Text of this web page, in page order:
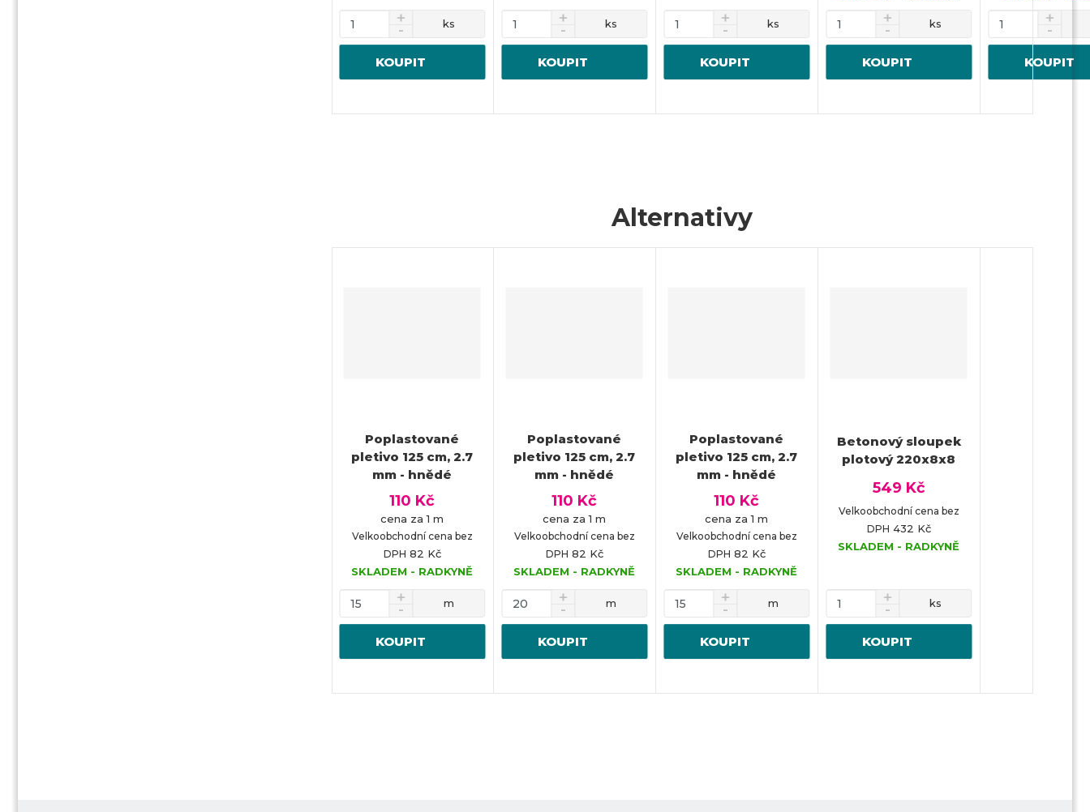
ks
KOUPIT
ks
KOUPIT
ks
KOUPIT
ks
KOUPIT KOUPIT
Alternativy
Poplastované
pletivo 125 cm, 2.7
mm - hnědé
110 Kč
cena za 1 m
Velkoobchodní cena bez
DPH 82 Kč
SKLADEM - RADKYNĚ
m
KOUPIT
Poplastované
pletivo 125 cm, 2.7
mm - hnědé
110 Kč
cena za 1 m
Velkoobchodní cena bez
DPH 82 Kč
SKLADEM - RADKYNĚ
m
KOUPIT
Poplastované
pletivo 125 cm, 2.7
mm - hnědé
110 Kč
cena za 1 m
Velkoobchodní cena bez
DPH 82 Kč
SKLADEM - RADKYNĚ
m
KOUPIT
Betonový sloupek
plotový 220x8x8
549 Kč
Velkoobchodní cena bez
DPH 432 Kč
SKLADEM - RADKYNĚ
ks
KOUPIT